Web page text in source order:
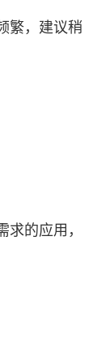
繁，建议稍
的应用，